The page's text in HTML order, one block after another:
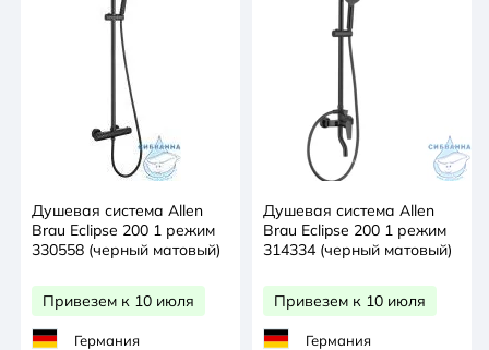
Душевая система Allen
Brau Eclipse 200 1 режим
330558 (черный матовый)
Привезем к 10 июля
Германия
Душевая система Allen
Brau Eclipse 200 1 режим
314334 (черный матовый)
Привезем к 10 июля
Германия